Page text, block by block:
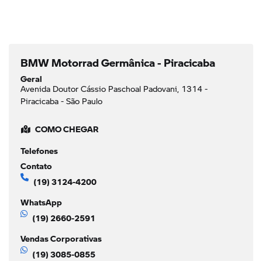
BMW Motorrad Germânica - Piracicaba
Geral
Avenida Doutor Cássio Paschoal Padovani, 1314 -
Piracicaba - São Paulo
COMO CHEGAR
Telefones
Contato
(19) 3124-4200
WhatsApp
(19) 2660-2591
Vendas Corporativas
(19) 3085-0855